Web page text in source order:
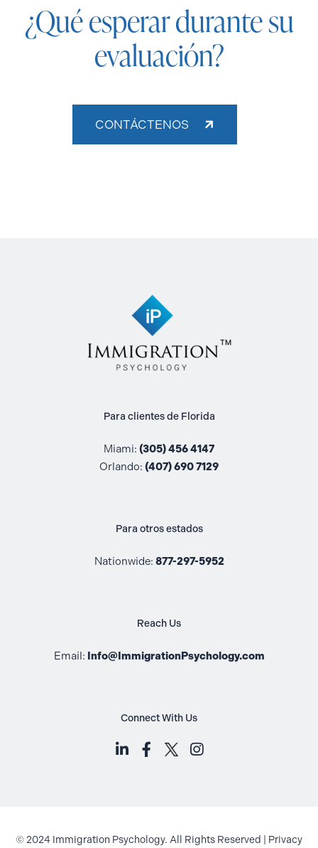
¿Qué esperar durante su
evaluación?
CONTÁCTENOS
Para clientes de Florida
Miami: (305) 456 4147
Orlando: (407) 690 7129
Para otros estados
Nationwide: 877-297-5952
Reach Us
Email: Info@ImmigrationPsychology.com
Connect With Us
LinkedIn (opens in a new tab)
Facebook (opens in a new
Instagram (opens
© 2024 Immigration Psychology. All Rights Reserved | Privacy